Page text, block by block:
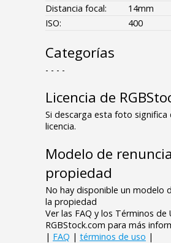
Distancia focal:
14mm
ISO:
400
Categorías
- - - -
Licencia de
Si descarga esta foto significa
licencia.
Modelo de
propiedad
No hay disponible un modelo
la propiedad
Ver las FAQ y los Términos de
RGBStock.com para más
| FAQ | términos de uso |